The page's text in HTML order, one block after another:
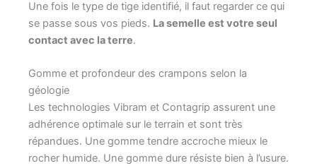
Une fois le type de tige identifié, il faut regarder ce qui
se passe sous vos pieds. La semelle est votre seul
contact avec la terre.
Gomme et profondeur des crampons selon la
géologie
Les technologies Vibram et Contagrip assurent une
adhérence optimale sur le terrain et sont très
répandues. Une gomme tendre accroche mieux le
rocher humide. Une gomme dure résiste bien à l’usure.